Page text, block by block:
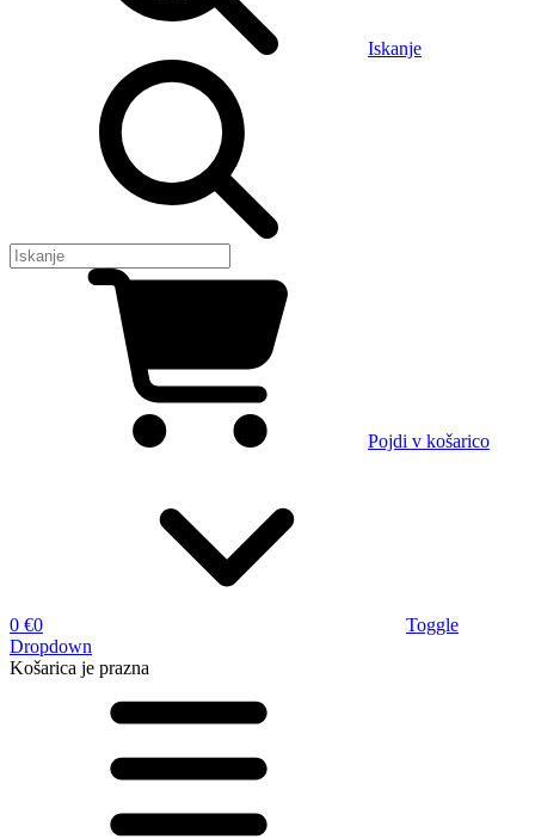
Iskanje
Pojdi v košarico
0 €0
Toggle
Dropdown
Košarica je prazna